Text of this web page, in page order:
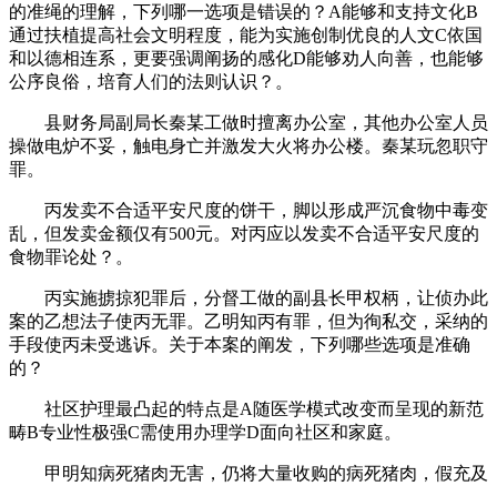
的准绳的理解，下列哪一选项是错误的？A能够和支持文化B
通过扶植提高社会文明程度，能为实施创制优良的人文C依国
和以德相连系，更要强调阐扬的感化D能够劝人向善，也能够
公序良俗，培育人们的法则认识？。
县财务局副局长秦某工做时擅离办公室，其他办公室人员
操做电炉不妥，触电身亡并激发大火将办公楼。秦某玩忽职守
罪。
丙发卖不合适平安尺度的饼干，脚以形成严沉食物中毒变
乱，但发卖金额仅有500元。对丙应以发卖不合适平安尺度的
食物罪论处？。
丙实施掳掠犯罪后，分督工做的副县长甲权柄，让侦办此
案的乙想法子使丙无罪。乙明知丙有罪，但为徇私交，采纳的
手段使丙未受逃诉。关于本案的阐发，下列哪些选项是准确
的？
社区护理最凸起的特点是A随医学模式改变而呈现的新范
畴B专业性极强C需使用办理学D面向社区和家庭。
甲明知病死猪肉无害，仍将大量收购的病死猪肉，假充及